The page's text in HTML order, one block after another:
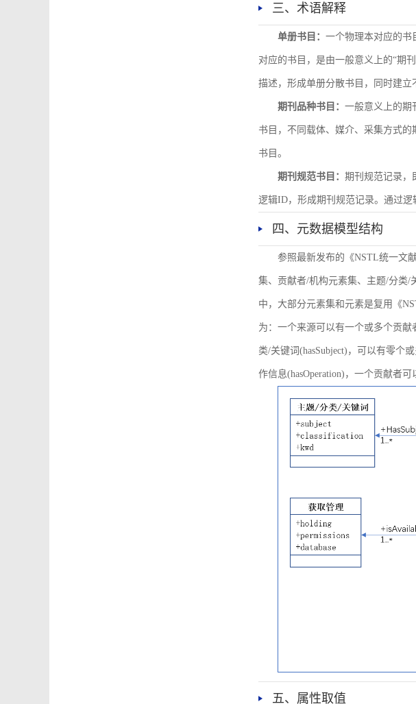
三、术语解释
单册书目： 一个物理本对应的书
对应的书目，是由一般意义上的“期
描述，形成单册分散书目，同时建立
期刊品种书目： 一般意义上的期
书目，不同载体、媒介、采集方式
书目。
期刊规范书目： 期刊规范记录，
逻辑ID，形成期刊规范记录。通过逻
四、元数据模型结构
参照最新发布的《NSTL统一文
集、贡献者/机构元素集、主题/分类/
中，大部分元素集和元素是复用《
为：一个来源可以有一个或多个贡献
类/关键词(hasSubject)，可以有零个
作信息(hasOperation)，一个贡献者
五、属性取值